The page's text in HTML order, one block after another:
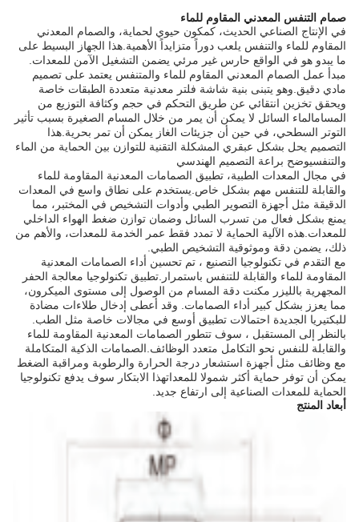
صمام التنفس المعدني المقاوم للماء
في الإنتاج الصناعي الحديث، كمكون حيوي لحماية، والصمام المعدني
المقاوم للماء والتنفس يلعب دوراً متزايداً الأهمية.هذا الجهاز البسيط على
ما يبدو هو في الواقع حارس غير مرئي يضمن التشغيل الآمن للمعدات.
مبدأ عمل الصمام المعدني المقاوم للماء والمتنفس يعتمد على تصميم
مادي دقيق.وهو يتبنى بنية شاشة فلتر معدنية متعددة الطبقات خاصة
ويحقق تخزين انتقائي عن طريق التحكم في حجم وكثافة التوزيع من
المسامالماء السائل لا يمكن أن يمر من خلال المسام الصغيرة بسبب تأثير
التوتر السطحي، في حين أن جزيئات الغاز يمكن أن تمر بحرية.هذا
التصميم يحل بشكل عبقري المشكلة التقنية للتوازن بين الحماية من الماء
والتنفسيوضح براعة التصميم الهندسي
في مجال المعدات الطبية، تطبيق الصمامات المعدنية المقاومة للماء
والقابلة للتنفس مهم بشكل خاص.يستخدم على نطاق واسع في المعدات
الدقيقة مثل أجهزة التصوير الطبي وأدوات التشخيص في المختبر، مما
يمنع بشكل فعال من تسرب السائل وضمان توازن ضغط الهواء الداخلي
للمعدات.هذه الآلية الحماية لا تمدد فقط عمر الخدمة للمعدات، والأهم من
ذلك، يضمن دقة وموثوقية التشخيص الطبي.
مع التقدم في تكنولوجيا التصنيع ، تم تحسين أداء الصمامات المعدنية
المقاومة للماء والقابلة للتنفس باستمرار.تطبيق تكنولوجيا معالجة الحفر
المجهرية بالليزر مكنت دقة المسام من الوصول إلى مستوى الميكرون،
مما يعزز بشكل كبير أداء الصمامات. وقد أعطى إدخال طلاءات مضادة
للبكتيريا الجديدة احتمالات تطبيق أوسع في مجالات خاصة مثل الطب.
بالنظر إلى المستقبل ، سوف تتطور الصمامات المعدنية المقاومة للماء
والقابلة للنفس نحو التكامل متعدد الوظائف.الصمامات الذكية المتكاملة
مع وظائف مثل أجهزة استشعار درجة الحرارة والرطوبة ومراقبة الضغط
يمكن أن توفر حماية أكثر شمولا للمعداتهذا الابتكار سوف يدفع تكنولوجيا
الحماية للمعدات الصناعية إلى ارتفاع جديد.
أبعاد المنتج